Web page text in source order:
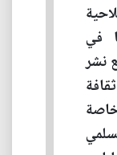
في
نشر